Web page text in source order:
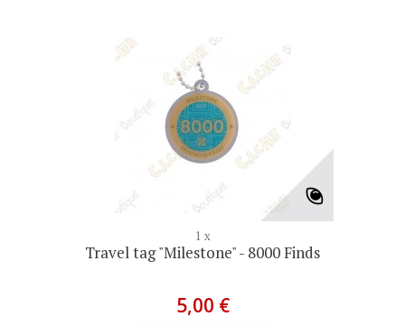
1 x
Travel tag "Milestone" - 8000 Finds
5,00 €